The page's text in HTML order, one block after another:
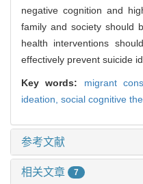
negative cognition and
family and society should
health interventions
effectively prevent suicide
Key words: migrant
ideation, social cognitive
参考文献
相关文章 7